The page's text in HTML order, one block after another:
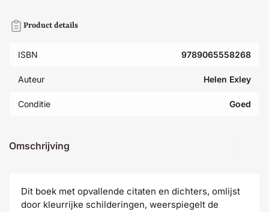
Product details
ISBN 9789065558268
Auteur Helen Exley
Conditie Goed
Omschrijving
Dit boek met opvallende citaten en dichters, omlijst
door kleurrijke schilderingen, weerspiegelt de